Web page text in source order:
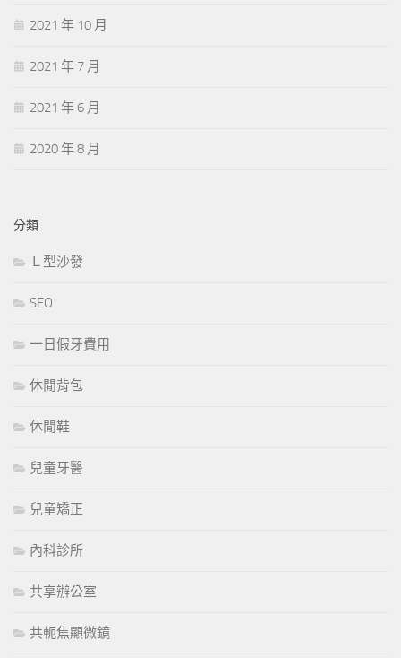
2021 年 10 月
2021 年 7 月
2021 年 6 月
2020 年 8 月
分類
Ｌ型沙發
SEO
一日假牙費用
休閒背包
休閒鞋
兒童牙醫
兒童矯正
內科診所
共享辦公室
共軛焦顯微鏡